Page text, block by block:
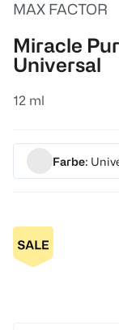
MAX FACTOR
Miracle
Universal
12 ml
Farbe: